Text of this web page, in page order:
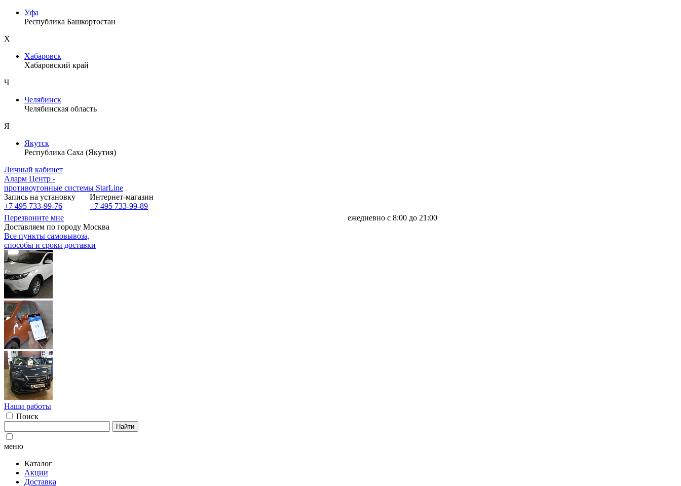
Уфа
Республика Башкортостан
Х
Хабаровск
Хабаровский край
Ч
Челябинск
Челябинская область
Я
Якутск
Республика Саха (Якутия)
Личный кабинет
Аларм Центр -
противоугонные системы StarLine
Запись на установку
+7 495 733-99-76
Интернет-магазин
+7 495 733-99-89
Перезвоните мне
ежедневно с 8:00 до 21:00
Доставляем по городу Москва
Все пункты самовывоза,
способы и сроки доставки
Наши работы
Поиск
Найти
меню
Каталог
Акции
Доставка